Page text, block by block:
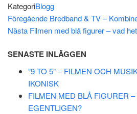
KategoriBlogg
Inläggsnavigering
Föregående
inlägg
Föregående Bredband & TV –
Nästa
Nästa Filmen med blå figurer – vad
SENASTE INLÄGGEN
”9 TO 5” – FILMEN OCH
IKONISK
FILMEN MED BLÅ FIGURER
EGENTLIGEN?